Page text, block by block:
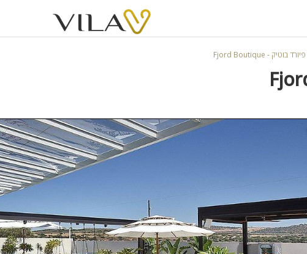
פיורד בוטיק - Fjord Boutique